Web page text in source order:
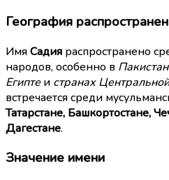
География
ИмяСадия распространено
народов, особенно в
Египтеи странах
встречается среди
Татарстане, Башкортостане,
Дагестане.
Значение имени